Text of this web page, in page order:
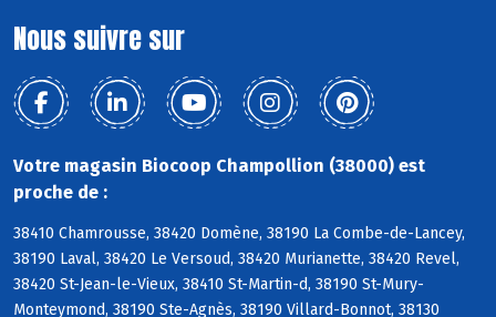
Nous suivre sur
Votre magasin Biocoop Champollion (38000) est
proche de :
38410 Chamrousse, 38420 Domène, 38190 La Combe-de-Lancey,
38190 Laval, 38420 Le Versoud, 38420 Murianette, 38420 Revel,
38420 St-Jean-le-Vieux, 38410 St-Martin-d, 38190 St-Mury-
Monteymond, 38190 Ste-Agnès, 38190 Villard-Bonnot, 38130